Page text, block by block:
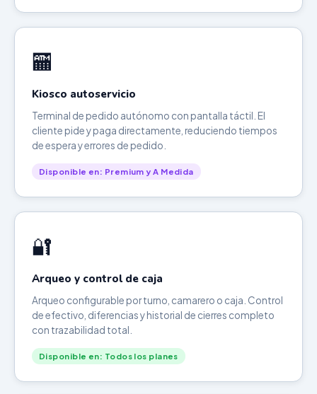
🏧
Kiosco autoservicio
Terminal de pedido autónomo con pantalla táctil. El
cliente pide y paga directamente, reduciendo tiempos
de espera y errores de pedido.
Disponible en: Premium y A Medida
🔐
Arqueo y control de caja
Arqueo configurable por turno, camarero o caja. Control
de efectivo, diferencias y historial de cierres completo
con trazabilidad total.
Disponible en: Todos los planes